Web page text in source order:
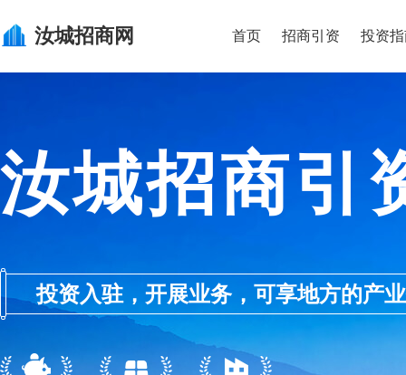
汝城招商网 首页 招商引资 投资
汝城招商引
投资入驻，开展业务，可享地方的产